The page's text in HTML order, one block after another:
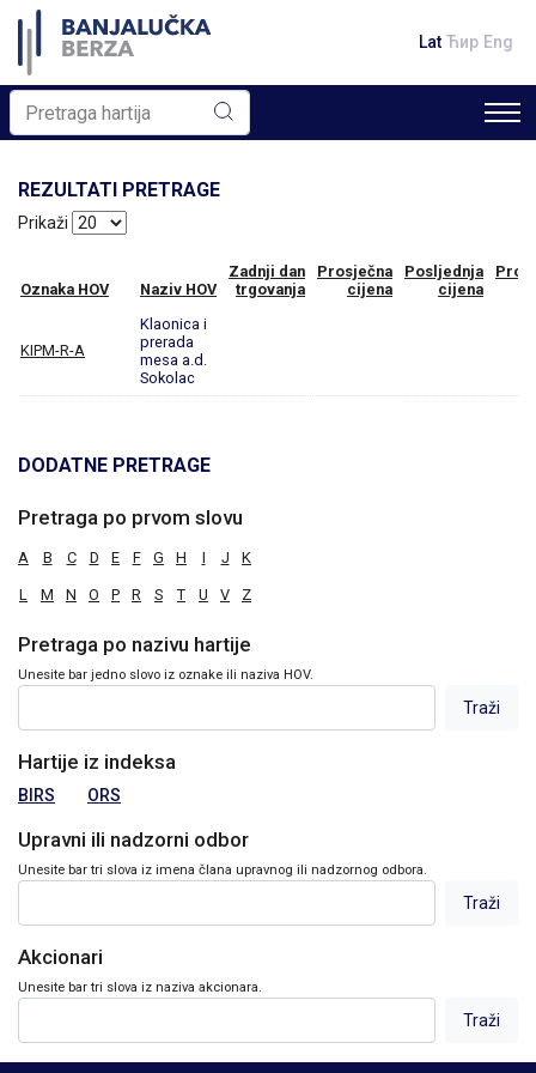
Lat Ћир Eng
REZULTATI PRETRAGE
Prikaži
Oznaka HOV Naziv HOV
Zadnji dan
trgovanja
Prosječna
cijena
Posljednja
cijena
KIPM-R-A
Klaonica i
prerada
mesa a.d.
Sokolac
DODATNE PRETRAGE
Pretraga po prvom slovu
A B C D E F G H I J K
L M N O P R S T U V Z
Pretraga po nazivu hartije
Unesite bar jedno slovo iz oznake ili naziva HOV.
Hartije iz indeksa
BIRS ORS
Upravni ili nadzorni odbor
Unesite bar tri slova iz imena člana upravnog ili nadzornog odbora.
Akcionari
Unesite bar tri slova iz naziva akcionara.